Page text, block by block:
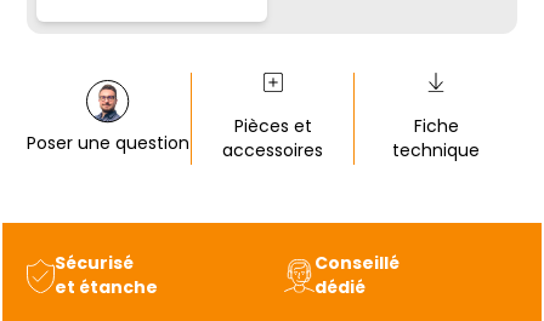
Sécurisé
et étanche
Conseillé
dédié
Poser une question
Pièces et
accessoires
Fiche
technique